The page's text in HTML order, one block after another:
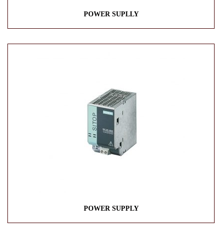
POWER SUPLLY
POWER SUPPLY